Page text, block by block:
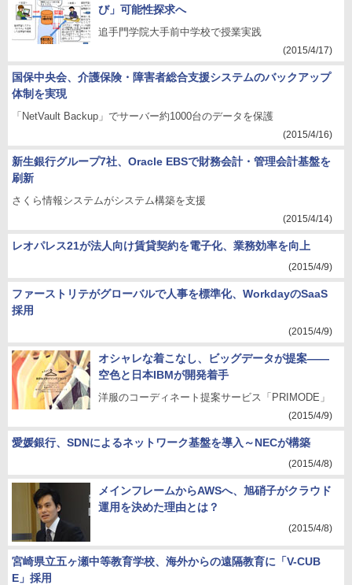
び」可能性探求へ
追手門学院大手前中学校で授業実践
(2015/4/17)
国保中央会、介護保険・障害者総合支援システムのバックアップ
体制を実現
「NetVault Backup」でサーバー約1000台のデータを保護
(2015/4/16)
新生銀行グループ7社、Oracle EBSで財務会計・管理会計基盤を
刷新
さくら情報システムがシステム構築を支援
(2015/4/14)
レオパレス21が法人向け賃貸契約を電子化、業務効率を向上
(2015/4/9)
ファーストリテがグローバルで人事を標準化、WorkdayのSaaS
採用
(2015/4/9)
オシャレな着こなし、ビッグデータが提案――
空色と日本IBMが開発着手
洋服のコーディネート提案サービス「PRIMODE」
(2015/4/9)
愛媛銀行、SDNによるネットワーク基盤を導入～NECが構築
(2015/4/8)
メインフレームからAWSへ、旭硝子がクラウド
運用を決めた理由とは？
(2015/4/8)
宮崎県立五ヶ瀬中等教育学校、海外からの遠隔教育に「V-CUB
E」採用